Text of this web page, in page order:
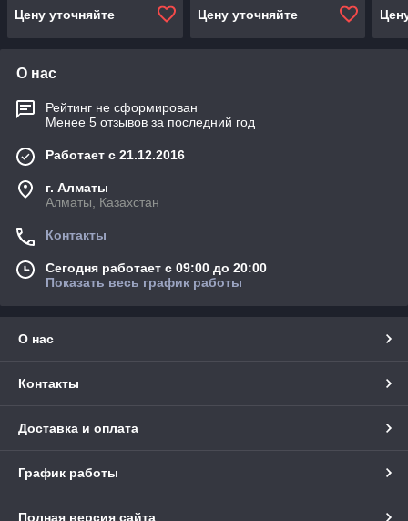
Цену уточняйте
Цену уточняйте
О нас
Рейтинг не сформирован
Менее 5 отзывов за последний год
Работает с 21.12.2016
г. Алматы
Алматы, Казахстан
Контакты
Сегодня работает с 09:00 до 20:00
Показать весь график работы
О нас
Контакты
Доставка и оплата
График работы
Полная версия сайта